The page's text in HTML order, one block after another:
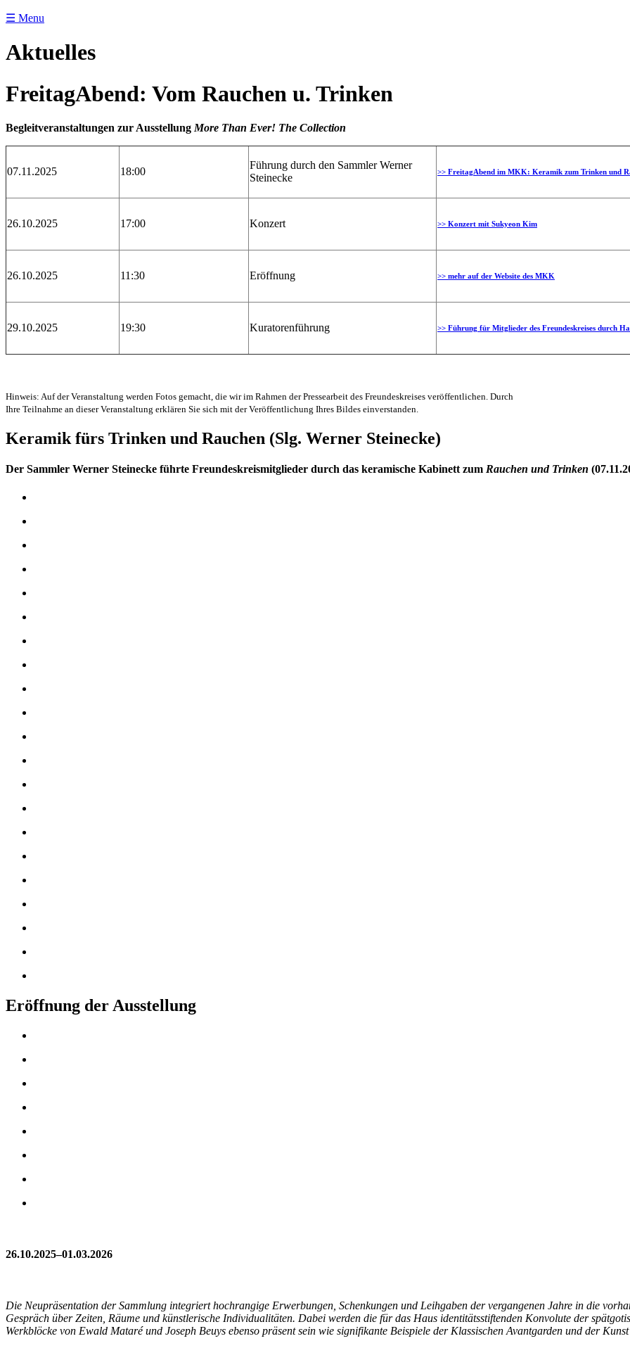
☰ Menu
Aktuelles
FreitagAbend: Vom Rauchen u. Trinken
Begleitveranstaltungen zur Ausstellung More Than Ever! The Collection
07.11.2025 18:00
Führung durch den Sammler Werner
Steinecke
>> FreitagAbend im MKK: Keramik zum Trinken und
26.10.2025 17:00 Konzert >> Konzert mit Sukyeon Kim
26.10.2025 11:30 Eröffnung >> mehr auf der Website des MKK
29.10.2025 19:30 Kuratorenführung >> Führung für Mitglieder des Freundeskreises durch
Hinweis: Auf der Veranstaltung werden Fotos gemacht, die wir im Rahmen der Pressearbeit des Freundeskreises veröffentlichen. Durch
Ihre Teilnahme an dieser Veranstaltung erklären Sie sich mit der Veröffentlichung Ihres Bildes einverstanden.
Keramik fürs Trinken und Rauchen (Slg. Werner Steinecke)
Der Sammler Werner Steinecke führte Freundeskreismitglieder durch das keramische Kabinett zum Rauchen und Trinken
Eröffnung der Ausstellung
26.10.2025–01.03.2026
Die Neupräsentation der Sammlung integriert hochrangige Erwerbungen, Schenkungen und Leihgaben der vergangenen Jahre in die
Gespräch über Zeiten, Räume und künstlerische Individualitäten. Dabei werden die für das Haus identitätsstiftenden Konvolute der
Werkblöcke von Ewald Mataré und Joseph Beuys ebenso präsent sein wie signifikante Beispiele der Klassischen Avantgarden und der